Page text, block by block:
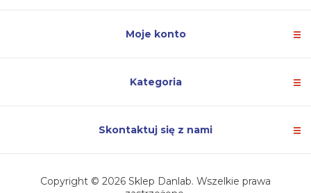
Moje konto
Kategoria
Skontaktuj się z nami
Copyright © 2026 Sklep Danlab. Wszelkie prawa